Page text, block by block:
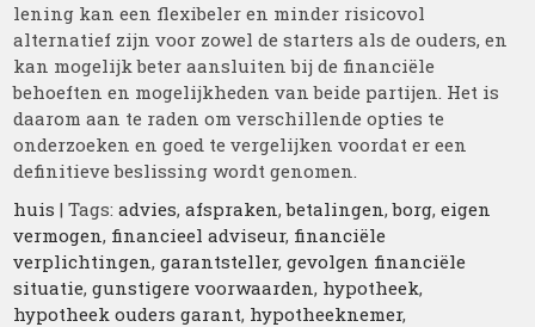
lening kan een flexibeler en minder risicovol
alternatief zijn voor zowel de starters als de ouders, en
kan mogelijk beter aansluiten bij de financiële
behoeften en mogelijkheden van beide partijen. Het is
daarom aan te raden om verschillende opties te
onderzoeken en goed te vergelijken voordat er een
definitieve beslissing wordt genomen.
huis | Tags:advies,afspraken,betalingen,borg,eigen
vermogen, financieel adviseur, financiële
verplichtingen,garantsteller,gevolgen financiële
situatie,gunstigere voorwaarden, hypotheek,
hypotheek ouders garant, hypotheeknemer,